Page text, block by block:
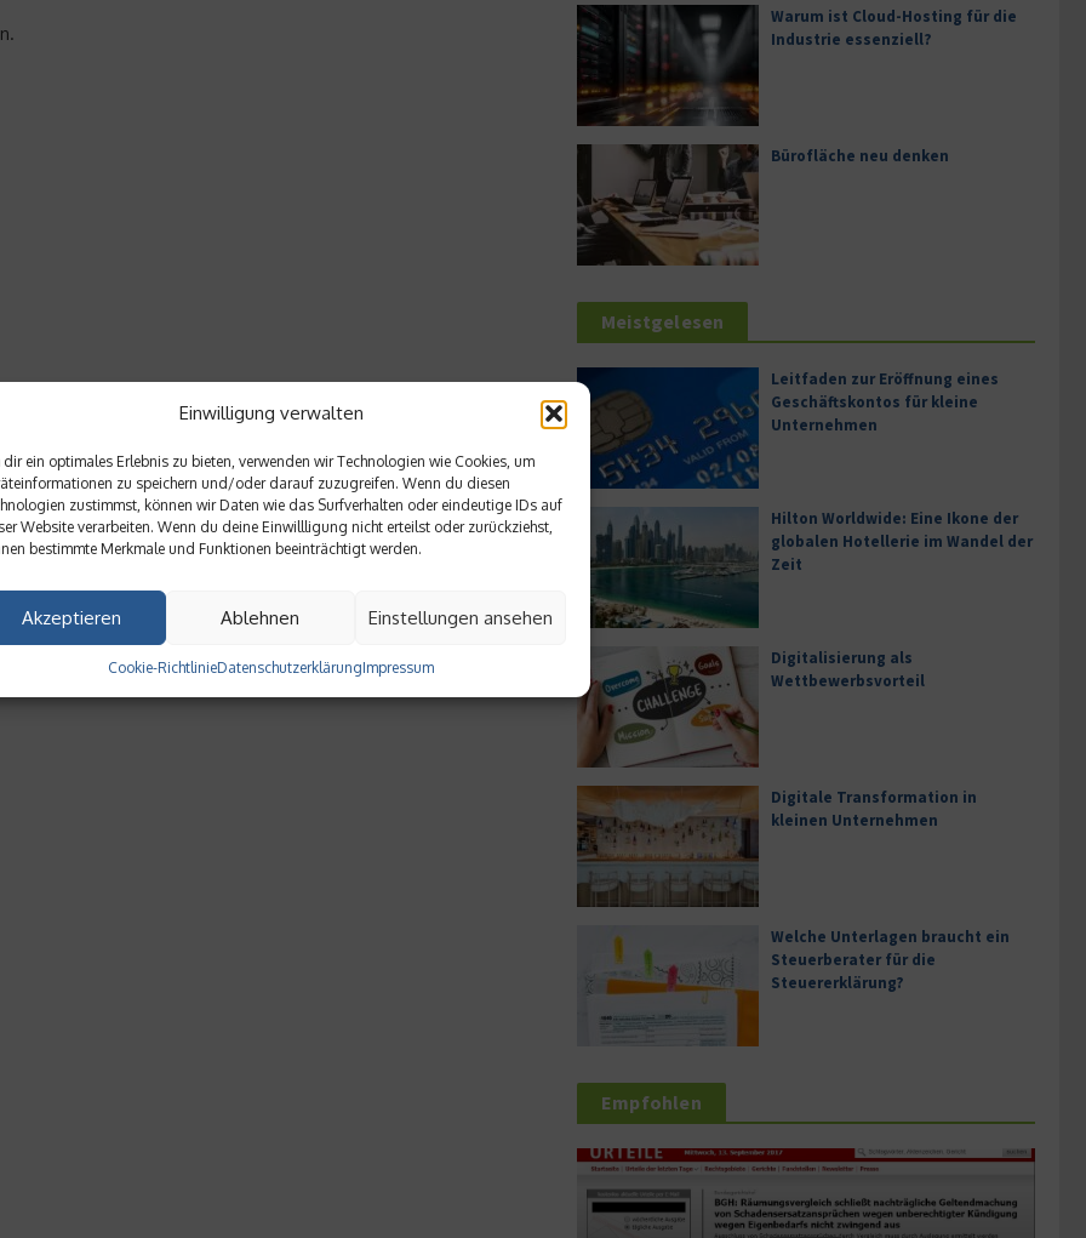
Einwilligung verwalten
dir ein optimales Erlebnis zu bieten, verwenden wir Technologien wie Cookies, um
zu speichern und/oder darauf zuzugreifen. Wenn du diesen
zustimmst, können wir Daten wie das Surfverhalten oder eindeutige IDs auf
Website verarbeiten. Wenn du deine Einwillligung nicht erteilst oder zurückziehst,
bestimmte Merkmale und Funktionen beeinträchtigt werden.
Akzeptieren Ablehnen Einstellungen ansehen
Cookie-RichtlinieDatenschutzerklärungImpressum
Warum ist Cloud-Hosting für die
Industrie essenziell?
Bürofläche neu denken
Meistgelesen
Leitfaden zur Eröffnung eines
Geschäftskontos für kleine
Unternehmen
Hilton Worldwide: Eine Ikone der
globalen Hotellerie im Wandel der
Zeit
Digitalisierung als
Wettbewerbsvorteil
Digitale Transformation in
kleinen Unternehmen
Welche Unterlagen braucht ein
Steuerberater für die
Steuererklärung?
Empfohlen